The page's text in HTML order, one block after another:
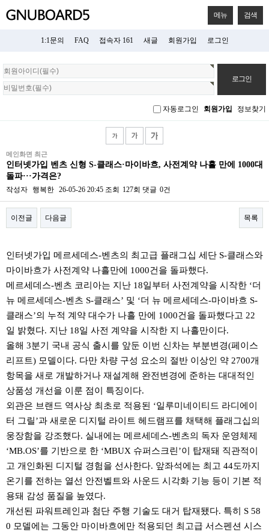
메뉴 검색
1:1문의 FAQ 접속자 161 새글 회원가입 로그인
회
원
로
자동로그인 회원가입 정보찾기
메인화면 최근
인터넷가입 벤츠 신형 S-클래스·마이바흐, 사전계약 나흘 만에 1000대
돌파···가격은?
작성자 행복한 26-05-26 20:45 조회 127회 댓글 0건
이전글 다음글 목록
인터넷가입 메르세데스-벤츠의 최고급 플래그십 세단 S-클래스와
마이바흐가 사전계약 나흘만에 1000건을 돌파했다.
메르세데스-벤츠 코리아는 지난 18일부터 사전계약을 시작한 ‘더
뉴 메르세데스-벤츠 S-클래스’ 및 ‘더 뉴 메르세데스-마이바흐 S-
클래스’의 누적 계약 대수가 나흘 만에 1000건을 돌파했다고 22
일 밝혔다. 지난 18일 사전 계약을 시작한 지 나흘만이다.
올해 3분기 국내 공식 출시를 앞둔 이번 신차는 부분변경(페이스
리프트) 모델이다. 다만 차량 구성 요소의 절반 이상인 약 2700개
항목을 새로 개발하거나 재설계해 완전변경에 준하는 대대적인
상품성 개선을 이룬 점이 특징이다.
외관은 브랜드 역사상 최초로 적용된 ‘일루미네이티드 라디에이
터 그릴’과 새로운 디지털 라이트 헤드램프를 채택해 플래그십의
웅장함을 강조했다. 실내에는 메르세데스-벤츠의 독자 운영체제
‘MB.OS’를 기반으로 한 ‘MBUX 슈퍼스크린’이 탑재돼 직관적이
고 개인화된 디지털 경험을 선사한다. 앞좌석에는 최고 44도까지
온기를 전하는 열선 안전벨트와 사운드 시각화 기능 등이 기본 적
용돼 감성 품질을 높였다.
개선된 파워트레인과 첨단 주행 기술도 대거 탑재됐다. 특히 S 58
0 모델에는 그동안 마이바흐에만 적용되던 최고급 서스펜션 시스